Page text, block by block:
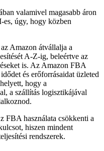
valamivel magasabb áron
úgy, hogy közben
Amazon átvállalja a
A-Z-ig, beleértve az
is. Az Amazon FBA
és erőforrásaidat üzleted
hogy a
a szállítás logisztikájával
FBA használata csökkenti a
hiszen mindent
rendszerek.